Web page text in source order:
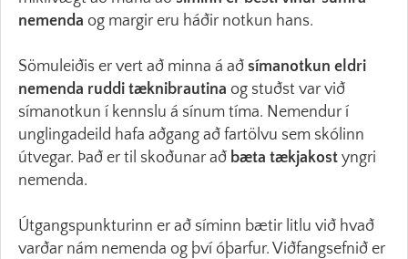
nemenda og margir eru háðir notkun hans.
Sömuleiðis er vert að minna á að símanotkun eldri
nemenda ruddi tæknibrautina og stuðst var við
símanotkun í kennslu á sínum tíma. Nemendur í
unglingadeild hafa aðgang að fartölvu sem skólinn
útvegar. Það er til skoðunar að bæta tækjakost yngri
nemenda.
Útgangspunkturinn er að síminn bætir litlu við hvað
varðar nám nemenda og því óþarfur. Viðfangsefnið er